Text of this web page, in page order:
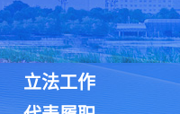
立法工作